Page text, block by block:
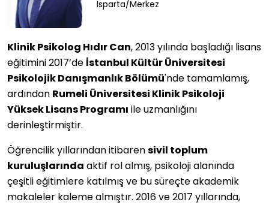
Isparta/Merkez
Klinik Psikolog Hıdır Can, 2013 yılında başladığı lisans
eğitimini 2017’de İstanbul Kültür Üniversitesi
Psikolojik Danışmanlık Bölümü 'nde tamamlamış,
ardından Rumeli Üniversitesi Klinik Psikoloji
Yüksek Lisans Programı ile uzmanlığını
derinleştirmiştir.
Öğrencilik yıllarından itibaren sivil toplum
kuruluşlarında aktif rol almış, psikoloji alanında
çeşitli eğitimlere katılmış ve bu süreçte akademik
makaleler kaleme almıştır. 2016 ve 2017 yıllarında,